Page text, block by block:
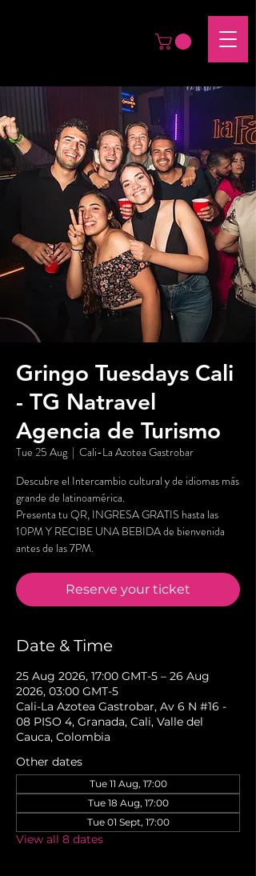
Gringo Tuesdays Cali
- TG Natravel
Agencia de Turismo
Tue 25 Aug
  |
Cali-La Azotea Gastrobar
Descubre el Intercambio cultural y de idiomas más
grande de latinoamérica.
Presenta tu QR, INGRESA GRATIS hasta las
10PM Y RECIBE UNA BEBIDA de bienvenida
antes de las 7PM.
Reserve your ticket
Date & Time
25 Aug 2026, 17:00 GMT-5 – 26 Aug
2026, 03:00 GMT-5
Cali-La Azotea Gastrobar, Av 6 N #16 -
08 PISO 4, Granada, Cali, Valle del
Cauca, Colombia
Other dates
Tue 11 Aug, 17:00
Tue 18 Aug, 17:00
Tue 01 Sept, 17:00
View all 8 dates